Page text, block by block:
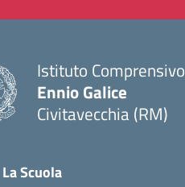
Istituto Comprensivo
Ennio Galice
Civitavecchia (RM)
La Scuola